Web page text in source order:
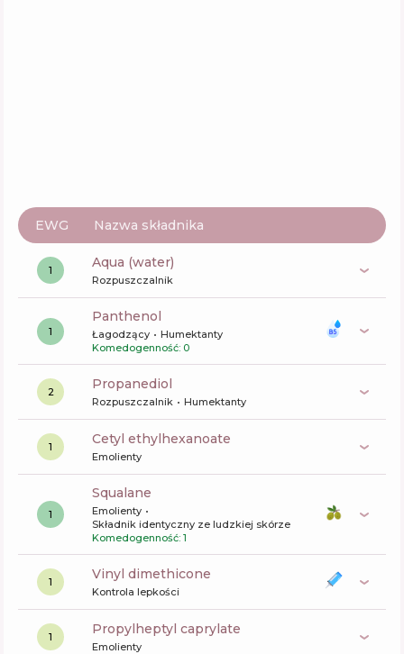
EWG Nazwa składnika
1 aqua (water)
Rozpuszczalnik
1
panthenol
Łagodzący
Humektanty
Komedogenność: 0
2 propanediol
Rozpuszczalnik Humektanty
1 cetyl ethylhexanoate
Emolienty
1
squalane
Emolienty
Składnik identyczny ze ludzkiej skórze
Komedogenność: 1
1 vinyl dimethicone
Kontrola lepkości
1 propylheptyl caprylate
Emolienty